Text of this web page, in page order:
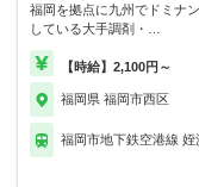
福岡を拠点に九州でドミナ
している大手調剤・…
【時給】2,100円～
福岡県 福岡市西区
福岡市地下鉄空港線 姪